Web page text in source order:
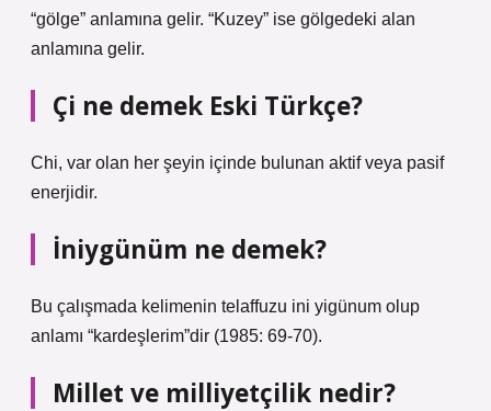
“gölge” anlamına gelir. “Kuzey” ise gölgedeki alan
anlamına gelir.
Çi ne demek Eski Türkçe?
Chi, var olan her şeyin içinde bulunan aktif veya pasif
enerjidir.
İniygünüm ne demek?
Bu çalışmada kelimenin telaffuzu ini yigünum olup
anlamı “kardeşlerim”dir (1985: 69-70).
Millet ve milliyetçilik nedir?